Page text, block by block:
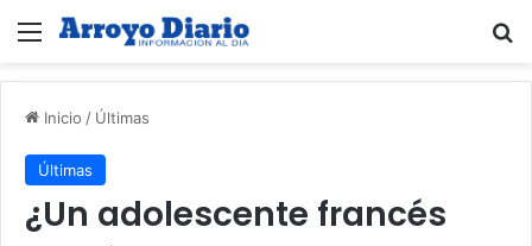
Menú
Inicio / Últimas
Últimas
¿Un adolescente francés